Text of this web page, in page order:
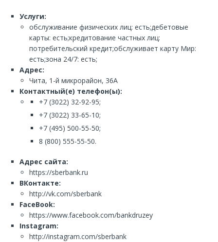
Услуги:
обслуживание физических лиц: есть;дебетовые
карты: есть;кредитование частных лиц:
потребительский кредит;обслуживает карту Мир:
есть;зона 24/7: есть;
Адрес:
Чита, 1-й микрорайон, 36А
Контактный(е) телефон(ы):
+7 (3022) 32-92-95;
+7 (3022) 33-65-10;
+7 (495) 500-55-50;
8 (800) 555-55-50.
Адрес сайта:
https://sberbank.ru
ВКонтакте:
http://vk.com/sberbank
FaceBook:
https://www.facebook.com/bankdruzey
Instagram:
http://instagram.com/sberbank